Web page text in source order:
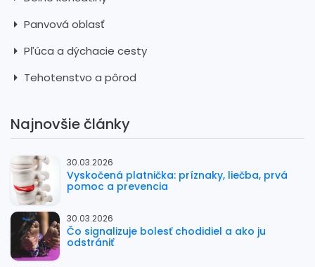
Panvová oblasť
Pľúca a dýchacie cesty
Tehotenstvo a pôrod
Najnovšie články
30.03.2026
Vyskočená platnička: príznaky, liečba, prvá
pomoc a prevencia
30.03.2026
Čo signalizuje bolesť chodidiel a ako ju
odstrániť